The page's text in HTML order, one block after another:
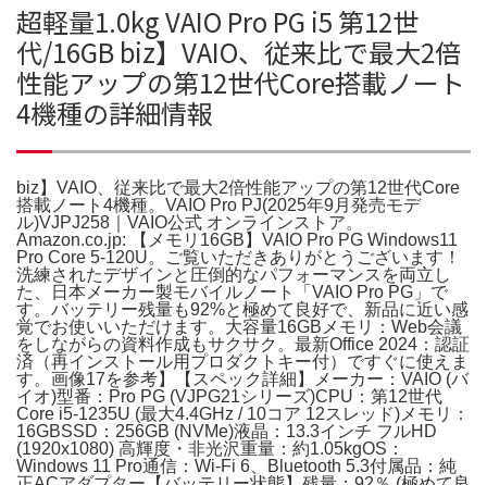
超軽量1.0kg VAIO Pro PG i5 第12世
代/16GB biz】VAIO、従来比で最大2倍
性能アップの第12世代Core搭載ノート
4機種の詳細情報
biz】VAIO、従来比で最大2倍性能アップの第12世代Core
搭載ノート4機種。VAIO Pro PJ(2025年9月発売モデ
ル)VJPJ258｜VAIO公式 オンラインストア。
Amazon.co.jp: 【メモリ16GB】VAIO Pro PG Windows11
Pro Core 5-120U。ご覧いただきありがとうございます！
洗練されたデザインと圧倒的なパフォーマンスを両立し
た、日本メーカー製モバイルノート「VAIO Pro PG」で
す。バッテリー残量も92%と極めて良好で、新品に近い感
覚でお使いいただけます。大容量16GBメモリ：Web会議
をしながらの資料作成もサクサク。最新Office 2024：認証
済（再インストール用プロダクトキー付）ですぐに使えま
す。画像17を参考】【スペック詳細】メーカー：VAIO (バ
イオ)型番：Pro PG (VJPG21シリーズ)CPU：第12世代
Core i5-1235U (最大4.4GHz / 10コア 12スレッド)メモリ：
16GBSSD：256GB (NVMe)液晶：13.3インチ フルHD
(1920x1080) 高輝度・非光沢重量：約1.05kgOS：
Windows 11 Pro通信：Wi-Fi 6、Bluetooth 5.3付属品：純